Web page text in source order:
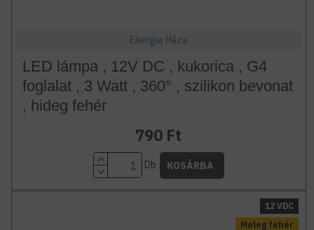
Energia Háza
LED lámpa , 12V DC , kukorica , G4
foglalat , 3 Watt , 360° , szilikon bevonat
, hideg fehér
790 Ft
Db KOSÁRBA
Meleg fehér
12 VDC